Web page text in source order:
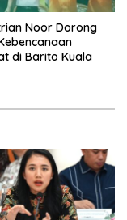
Noor Dorong
di Barito Kuala